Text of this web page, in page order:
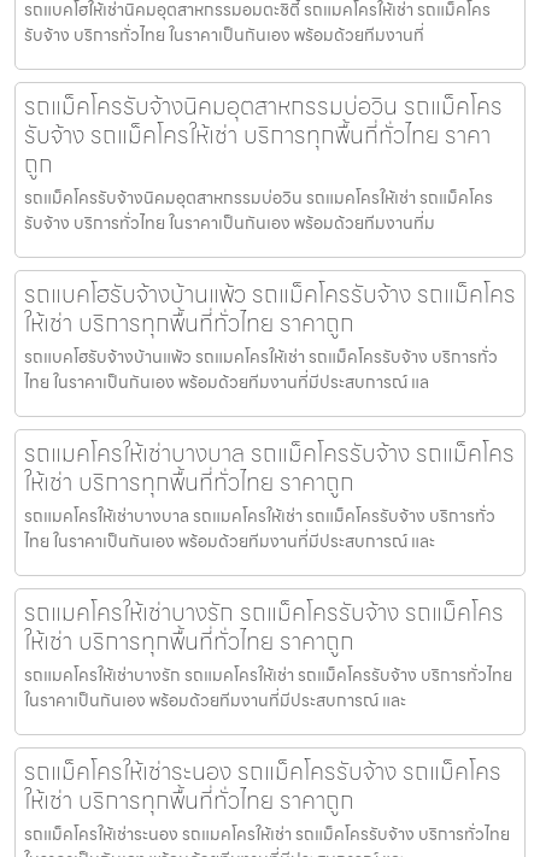
รถแบคโฮให้เช่านิคมอุตสาหกรรมอมตะซิตี้ รถแมคโครให้เช่า รถแม็คโคร
รับจ้าง บริการทั่วไทย ในราคาเป็นกันเอง พร้อมด้วยทีมงานที่
รถแม็คโครรับจ้างนิคมอุตสาหกรรมบ่อวิน รถแม็คโคร
รับจ้าง รถแม็คโครให้เช่า บริการทุกพื้นที่ทั่วไทย ราคา
ถูก
รถแม็คโครรับจ้างนิคมอุตสาหกรรมบ่อวิน รถแมคโครให้เช่า รถแม็คโคร
รับจ้าง บริการทั่วไทย ในราคาเป็นกันเอง พร้อมด้วยทีมงานที่ม
รถแบคโฮรับจ้างบ้านแพ้ว รถแม็คโครรับจ้าง รถแม็คโคร
ให้เช่า บริการทุกพื้นที่ทั่วไทย ราคาถูก
รถแบคโฮรับจ้างบ้านแพ้ว รถแมคโครให้เช่า รถแม็คโครรับจ้าง บริการทั่ว
ไทย ในราคาเป็นกันเอง พร้อมด้วยทีมงานที่มีประสบการณ์ แล
รถแมคโครให้เช่าบางบาล รถแม็คโครรับจ้าง รถแม็คโคร
ให้เช่า บริการทุกพื้นที่ทั่วไทย ราคาถูก
รถแมคโครให้เช่าบางบาล รถแมคโครให้เช่า รถแม็คโครรับจ้าง บริการทั่ว
ไทย ในราคาเป็นกันเอง พร้อมด้วยทีมงานที่มีประสบการณ์ และ
รถแมคโครให้เช่าบางรัก รถแม็คโครรับจ้าง รถแม็คโคร
ให้เช่า บริการทุกพื้นที่ทั่วไทย ราคาถูก
รถแมคโครให้เช่าบางรัก รถแมคโครให้เช่า รถแม็คโครรับจ้าง บริการทั่วไทย
ในราคาเป็นกันเอง พร้อมด้วยทีมงานที่มีประสบการณ์ และ
รถแม็คโครให้เช่าระนอง รถแม็คโครรับจ้าง รถแม็คโคร
ให้เช่า บริการทุกพื้นที่ทั่วไทย ราคาถูก
รถแม็คโครให้เช่าระนอง รถแมคโครให้เช่า รถแม็คโครรับจ้าง บริการทั่วไทย